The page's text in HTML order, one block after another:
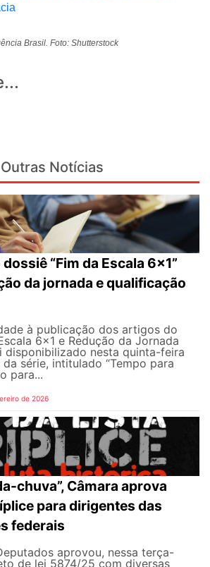
Brasil. Foto: Shutterstock
Outras Notícias
“Fim da Escala 6×1”
da jornada e qualificação
à publicação dos artigos do
6×1 e Redução da Jornada
disponibilizado nesta quinta-feira
série, intitulado “Tempo para
para...
de 2026
chuva”, Câmara aprova
para dirigentes das
federais
aprovou, nessa terça-
de lei 5874/25 com diversas